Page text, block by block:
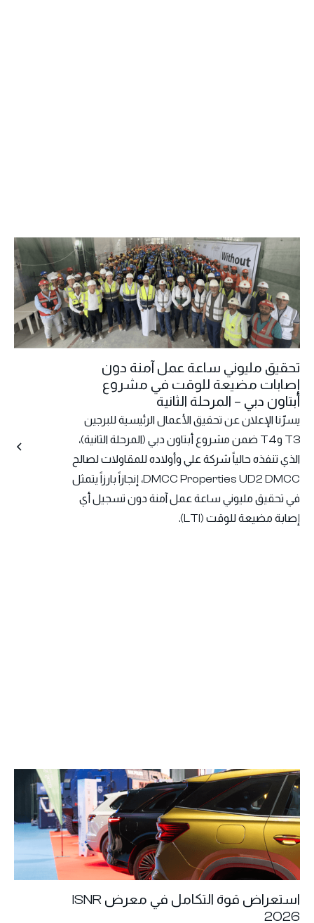
تحقيق مليوني ساعة عمل آمنة دون
إصابات مضيعة للوقت في مشروع
أبتاون دبي – المرحلة الثانية
يسرّنا الإعلان عن تحقيق الأعمال الرئيسية للبرجين
T3 وT4 ضمن مشروع أبتاون دبي (المرحلة الثانية)،
الذي تنفذه حالياً شركة علي وأولاده للمقاولات لصالح
DMCC Properties UD2 DMCC، إنجازاً بارزاً يتمثل
في تحقيق مليوني ساعة عمل آمنة دون تسجيل أي
إصابة مضيعة للوقت (LTI).
استعراض قوة التكامل في معرض ISNR
2026